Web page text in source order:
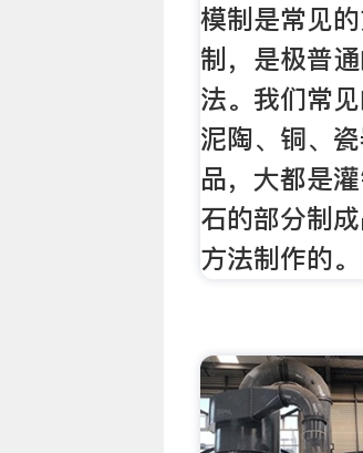
模制是常见
制，是极普
法。我们常见
泥陶、铜、
品，大都是
石的部分制
方法制作的。